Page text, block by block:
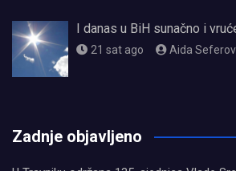
I danas u BiH sunačno i
21 sat ago Aida
Zadnje objavljeno